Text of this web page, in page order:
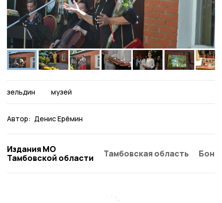
зельдин музей
Автор: Денис Ерёмин
Издания МО
Тамбовской области
Тамбовская область